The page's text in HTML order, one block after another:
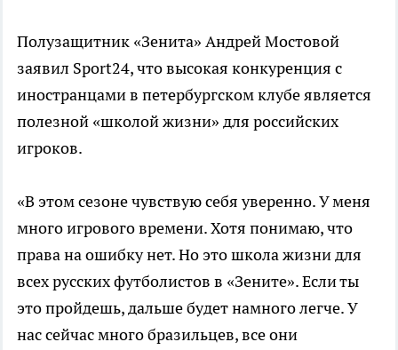
Полузащитник «Зенита» Андрей Мостовой
заявил Sport24, что высокая конкуренция с
иностранцами в петербургском клубе является
полезной «школой жизни» для российских
игроков.
«В этом сезоне чувствую себя уверенно. У меня
много игрового времени. Хотя понимаю, что
права на ошибку нет. Но это школа жизни для
всех русских футболистов в «Зените». Если ты
это пройдешь, дальше будет намного легче. У
нас сейчас много бразильцев, все они